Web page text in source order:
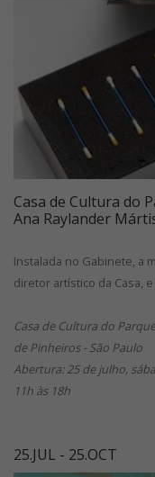
Casa de Cultura do
Ana Raylander
Instalada no Gabinete, a
diretor artístico da Casa,
Casa de Cultura do
de Pinheiros - São Paulo
Abertura: 25 de julho,
11h às 18h
25.JUL - 25.OCT